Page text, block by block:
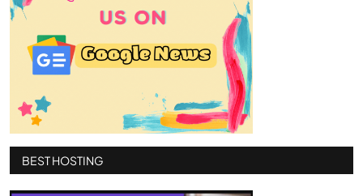
BEST HOSTING